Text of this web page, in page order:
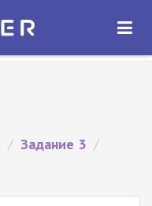
ОТКРЫТЬ
/ Задание 3 /